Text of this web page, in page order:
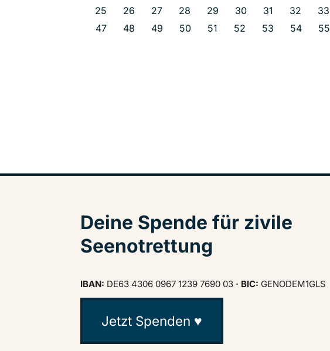
25
26 27 28 29 30 31 32 33
47
48 49 50 51 52 53 54 55
Deine Spende für zivile
Seenotrettung
IBAN: DE63 4306 0967 1239 7690 03 · BIC: GENODEM1GLS
Jetzt Spenden ♥